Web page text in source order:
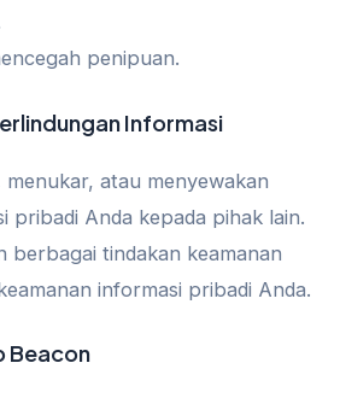
penipuan.
Informasi
menukar, atau menyewakan
pribadi Anda kepada pihak lain.
berbagai tindakan keamanan
informasi pribadi Anda.
Beacon